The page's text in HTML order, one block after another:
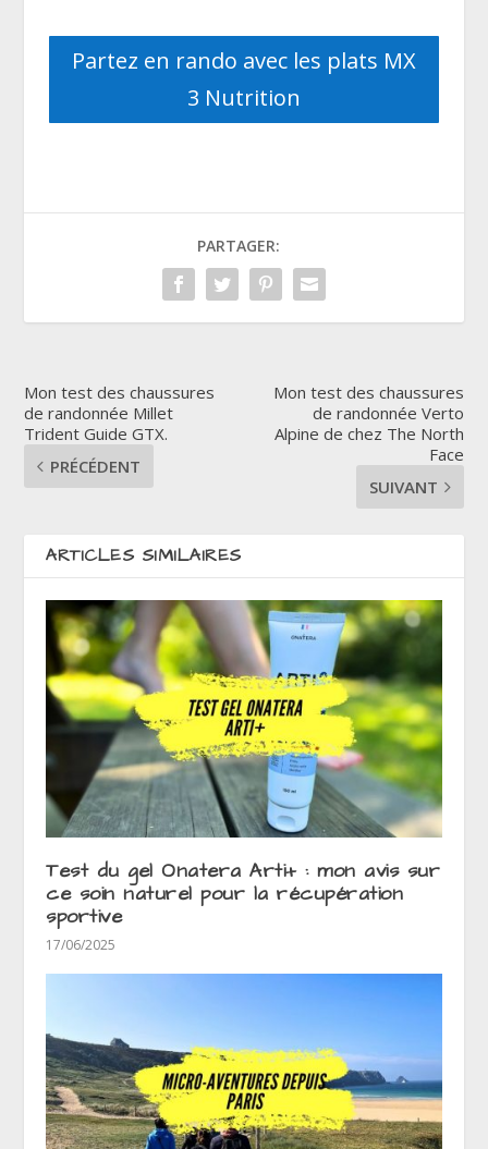
Partez en rando avec les plats MX
3 Nutrition
PARTAGER:
Mon test des chaussures
de randonnée Millet
Trident Guide GTX.
PRÉCÉDENT
Mon test des chaussures
de randonnée Verto
Alpine de chez The North
Face
SUIVANT
ARTICLES SIMILAIRES
Test du gel Onatera Arti+ : mon avis sur
ce soin naturel pour la récupération
sportive
17/06/2025